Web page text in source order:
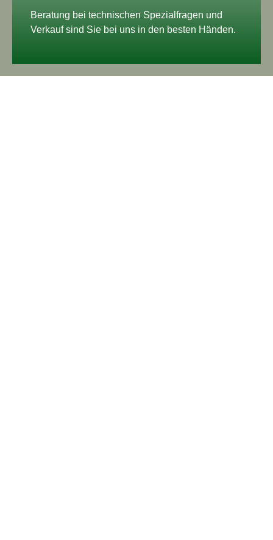
Beratung bei technischen Spezialfragen und
Verkauf sind Sie bei uns in den besten Händen.